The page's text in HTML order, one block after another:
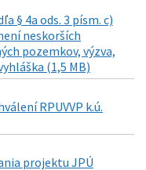
§ 4a ods. 3 písm. c)
neskorších
pozemkov, výzva,
(1,5 MB)
RPUVVP k.ú.
projektu JPÚ